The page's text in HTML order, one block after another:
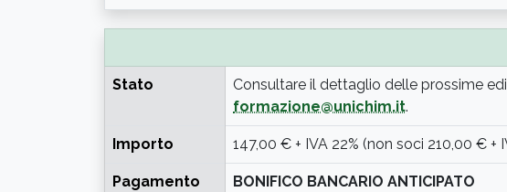
Stato
Consultare il dettaglio delle prossime
formazione@unichim.it.
Importo 147,00 € + IVA 22% (non soci 210,00 € +
Pagamento
BONIFICO BANCARIO ANTICIPATO